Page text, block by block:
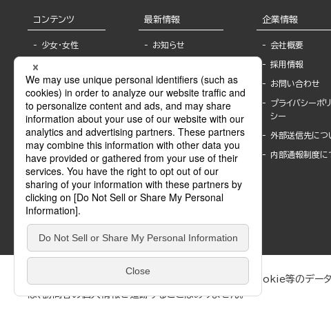
コンテンツ
少女・女性
BL
ライトノベル
青年・一般
グラビア・写真
モーター誌
SPECIAL
Sublicense
最新情報
お知らせ
報
書店様へ
海外ライセンシー
公式SNSアカウ
ント
作家一覧
Keyword list
企業情報
会社概要
採用情報
お問い合わせ
プライバシーポリ
シー
外部送信先につ
内部通報制度に
ぶんか社が運営するサイトでは、利便性向上のためにCookie等のデー
は、訪問者の個人情報を追跡することはありません。